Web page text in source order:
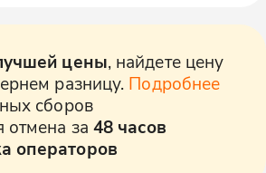
цены, найдете цену
разницу. Подробнее
сборов
отмена за 48 часов
операторов